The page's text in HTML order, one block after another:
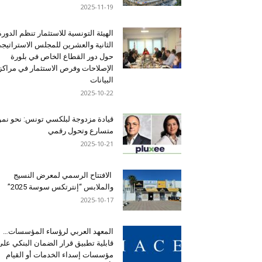
2025-11-19
الهيئة التونسية للاستثمار تنظم
الثانية والعشرين للمجلس
حول دور القطاع الخاص في بلورة
الإصلاحات وفرص الاستثمار في
البيانات
2025-10-22
قيادة مزدوجة لبلكسي تونس: نحو
متسارع وتحول رقمي
2025-10-21
الافتتاح الرسمي لمعرض النسيج
والملابس “إنترتكس سوسة 2025”
2025-10-17
المعهد العربي لرؤساء المؤسسات…
قابلية تطبيق قرار الضمان البنكي
مؤسسات إسداء الخدمات أو القيام